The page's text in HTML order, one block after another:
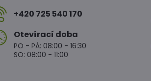
+420 725 540 170
Otevírací doba
PO - PÁ: 08:00 - 16:30
SO: 08:00 - 11:00